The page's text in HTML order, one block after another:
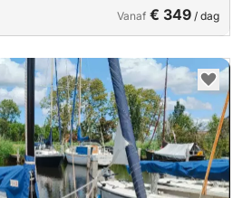
Vanaf € 349 / dag